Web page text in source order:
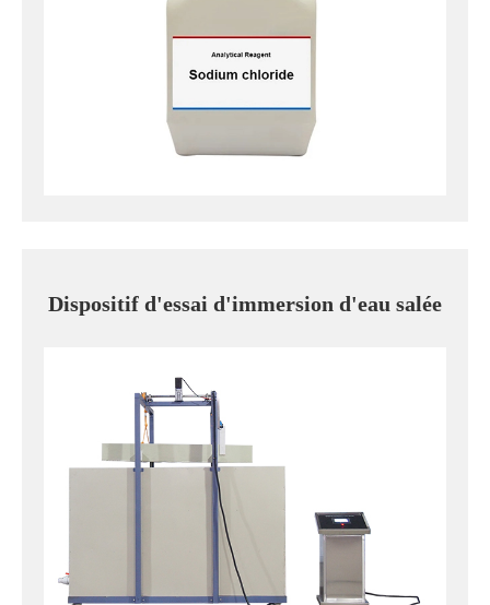
Dispositif d'essai d'immersion d'eau salée